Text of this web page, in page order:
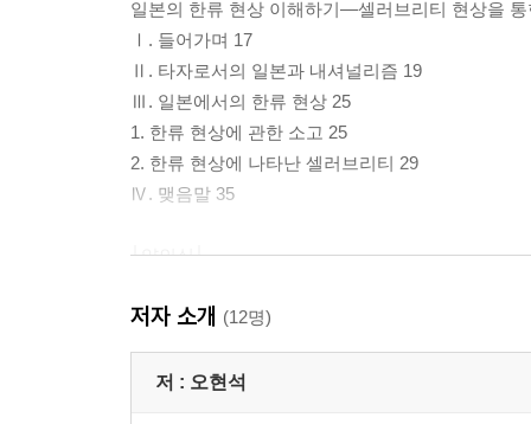
일본의 한류 현상 이해하기―셀러브리티 현상을
Ⅰ. 들어가며 17
Ⅱ. 타자로서의 일본과 내셔널리즘 19
Ⅲ. 일본에서의 한류 현상 25
1. 한류 현상에 관한 소고 25
2. 한류 현상에 나타난 셀러브리티 29
Ⅳ. 맺음말 35
│양인실│
Ⅰ. 들어가면서 39
Ⅱ. 2022년 현재 한류 붐을 이야기하다 41
1. “n차 한류”라는 이름으로 43
저자 소개 (12명)
저 : 오현석